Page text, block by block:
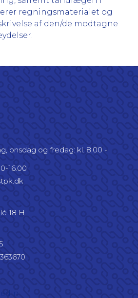
regningsmaterialet og
af den/de modtagne
onsdag og fredag: kl. 8.00 -
16.00
18 H